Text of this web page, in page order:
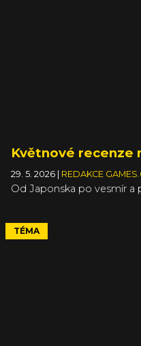
Květnové recenze
29. 5. 2026 REDAKCE
Od Japonska po vesmír a
TÉMA